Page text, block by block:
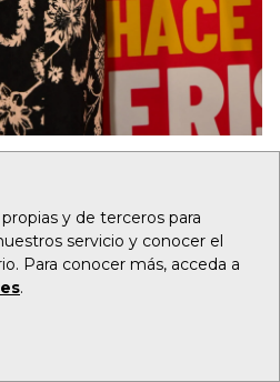
y de terceros para
servicio y conocer el
Para conocer más, acceda a
.
su primera crisis en
encontraba inmerso en
de su carrera ya que
una alianza